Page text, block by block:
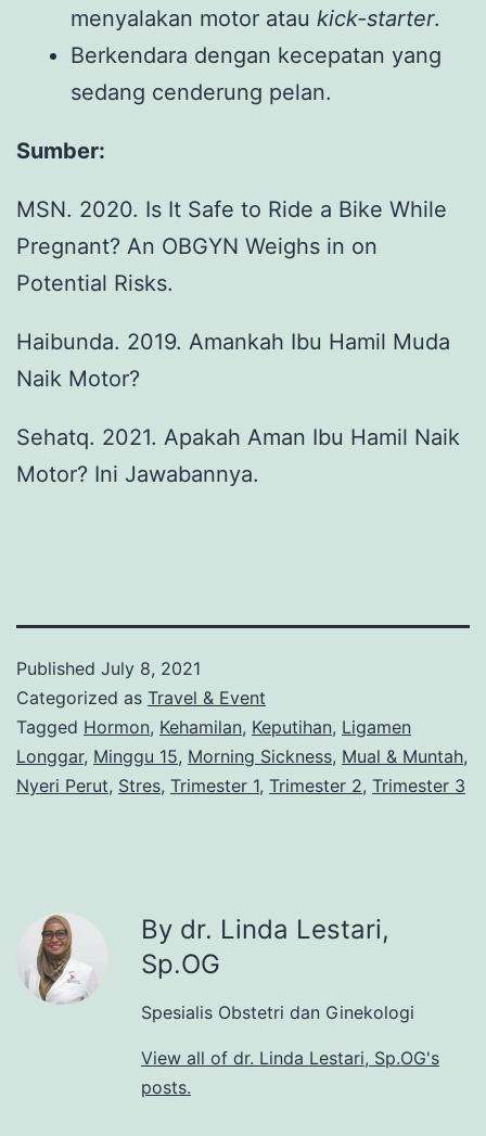
menyalakan motor atau kick-starter.
Berkendara dengan kecepatan yang
sedang cenderung pelan.
Sumber:
MSN. 2020. Is It Safe to Ride a Bike While
Pregnant? An OBGYN Weighs in on
Potential Risks.
Haibunda. 2019. Amankah Ibu Hamil Muda
Naik Motor?
Sehatq. 2021. Apakah Aman Ibu Hamil Naik
Motor? Ini Jawabannya.
Published July 8, 2021
Categorized as Travel & Event
Tagged Hormon, Kehamilan, Keputihan, Ligamen
Longgar, Minggu 15, Morning Sickness, Mual & Muntah,
Nyeri Perut, Stres, Trimester 1, Trimester 2, Trimester 3
By dr. Linda Lestari,
Sp.OG
Spesialis Obstetri dan Ginekologi
View all of dr. Linda Lestari, Sp.OG's
posts.